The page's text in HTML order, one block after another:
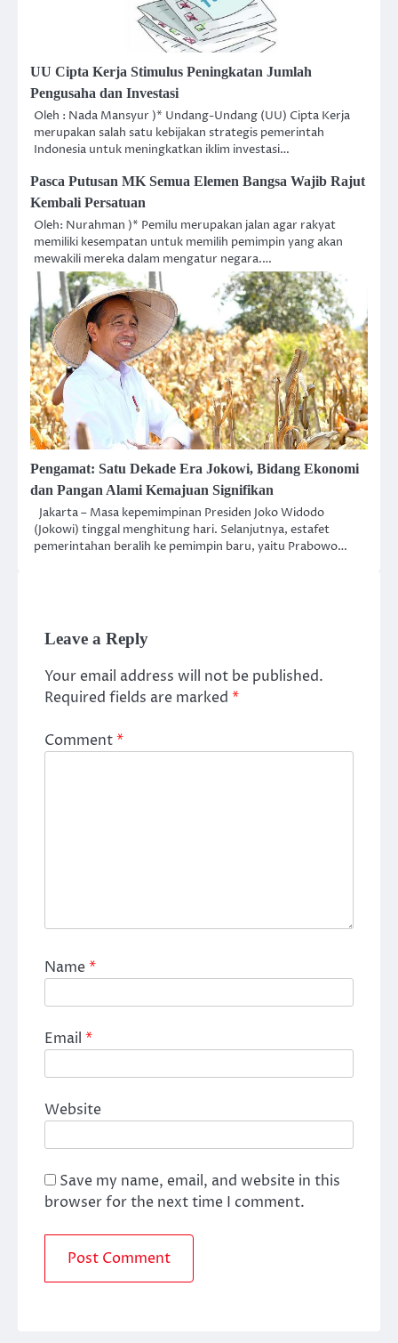
UU Cipta Kerja Stimulus Peningkatan Jumlah
Pengusaha dan Investasi
Oleh : Nada Mansyur )* Undang-Undang (UU) Cipta Kerja
merupakan salah satu kebijakan strategis pemerintah
Indonesia untuk meningkatkan iklim investasi…
Pasca Putusan MK Semua Elemen Bangsa Wajib Rajut
Kembali Persatuan
Oleh: Nurahman )* Pemilu merupakan jalan agar rakyat
memiliki kesempatan untuk memilih pemimpin yang akan
mewakili mereka dalam mengatur negara.…
Pengamat: Satu Dekade Era Jokowi, Bidang Ekonomi
dan Pangan Alami Kemajuan Signifikan
Jakarta – Masa kepemimpinan Presiden Joko Widodo
(Jokowi) tinggal menghitung hari. Selanjutnya, estafet
pemerintahan beralih ke pemimpin baru, yaitu Prabowo…
Leave a Reply
Your email address will not be published.
Required fields are marked *
Comment*
Name*
Email *
Website
Save my name, email, and website in this
browser for the next time I comment.